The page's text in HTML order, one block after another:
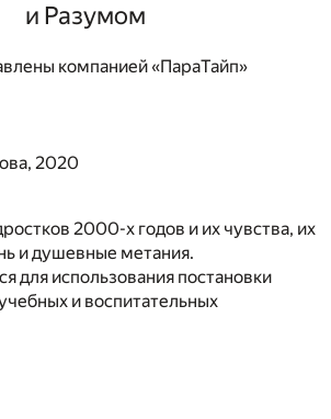
и Разумом
компанией «ПараТайп»
2020
2000-х годов и их чувства, их
и душевные метания.
для использования постановки
и воспитательных